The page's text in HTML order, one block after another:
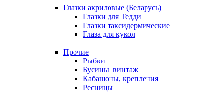
Глазки акриловые (Беларусь)
Глазки для Тедди
Глазки таксидермические
Глаза для кукол
Прочие
Рыбки
Бусины, винтаж
Кабашоны, крепления
Ресницы